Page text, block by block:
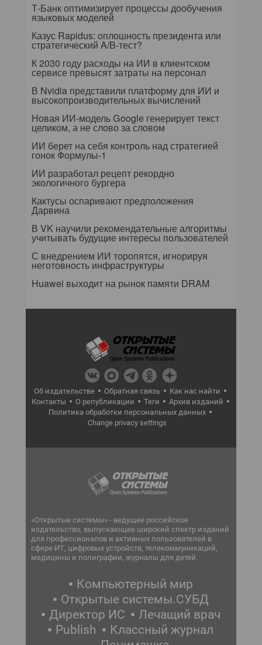
Т-Банк оптимизирует процессы дообучения
языковых моделей
Казус Rapidus: оплошность президента или
стратегический A/B-тест?
К 2030 году расходы на ИИ в клиентском
сервисе превысят затраты на персонал
В Nvidia представили платформу для ИИ и
высокопроизводительных вычислений
Новая ИИ-модель Google генерирует текст
целиком, а не слово за словом
ИИ берет на себя контроль над стратегией
гонок Формулы-1
ИИ разработал рецепт рекордно
экологичного бургера
Кактусы оспаривают предположения
Дарвина
В VK научили рекомендательные алгоритмы
учитывать будущие интересы пользователей
С внедрением ИИ торопятся, игнорируя
неготовность инфраструктуры
Huawei выходит на рынок памяти DRAM
Об издательстве Обратная связь
Как нас найти
Контакты
О републикации Теги
Архив изданий
Политика обработки персональных данных
Change privacy settings
«Открытые системы» - ведущее российское
издательство, выпускающее широкий спектр изданий
для профессионалов и активных пользователей в
сфере ИТ, цифровых устройств, телекоммуникаций,
медицины и полиграфии, журналы для детей.
Компьютерный мир
Открытые системы.СУБД
Директор ИС
Лечащий врач
Publish
Классный журнал